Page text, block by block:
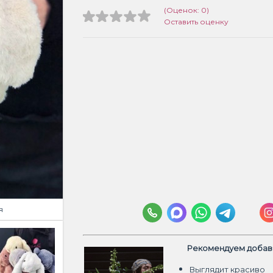
(Оценок: 0)
Оставить оценку
Рекомендуем
Выглядит красиво